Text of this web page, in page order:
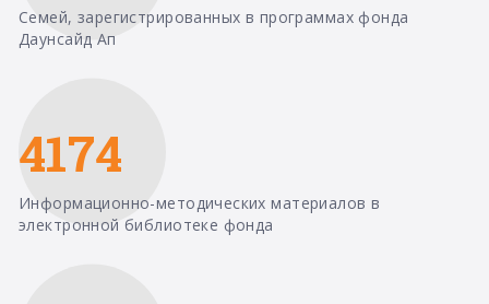
Семей, зарегистрированных в программах фонда
Даунсайд Ап
4174
Информационно-методических материалов в
электронной библиотеке фонда